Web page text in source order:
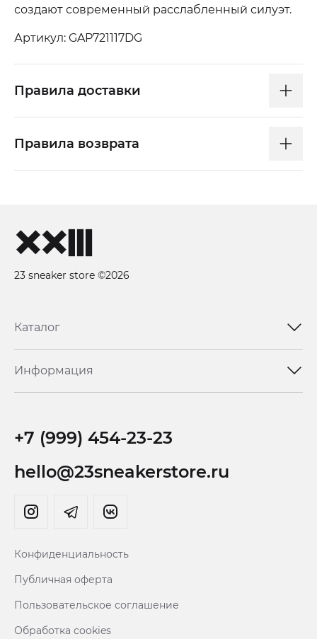
создают современный расслабленный силуэт.
Артикул: GAP721117DG
Правила доставки
Правила возврата
23 sneaker store ©2026
Каталог
Информация
+7 (999) 454-23-23
hello@23sneakerstore.ru
Конфиденциальность
Публичная оферта
Пользовательское соглашение
Обработка cookies